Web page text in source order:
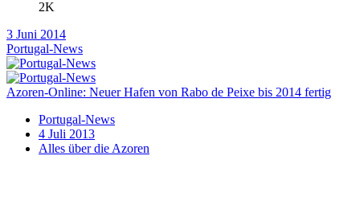
2K
3 Juni 2014
Portugal-News
Azoren-Online: Neuer Hafen von Rabo de Peixe bis 2014 fertig
Portugal-News
4 Juli 2013
Alles über die Azoren